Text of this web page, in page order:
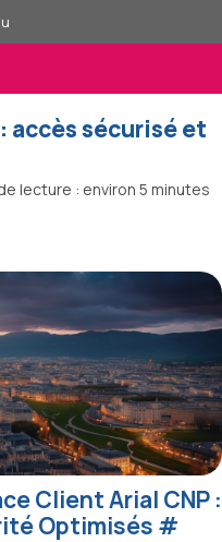
accès sécurisé et
lecture : environ 5 minutes
Client Arial CNP :
Optimisés #